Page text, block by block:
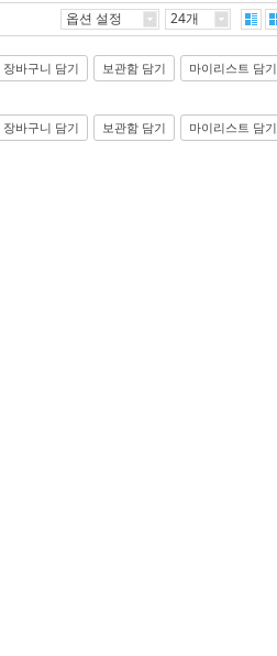
옵션 설정 24개
장바구니 담기 보관함 담기 마이리스트 담기
장바구니 담기 보관함 담기 마이리스트 담기